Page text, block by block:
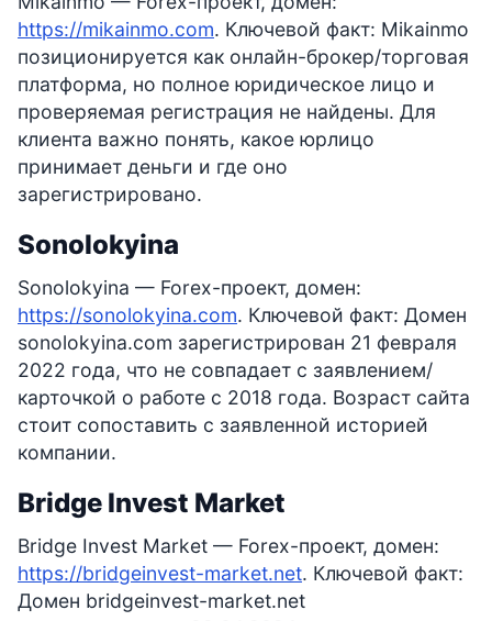
https://mikainmo.com. Ключевой факт: Mikainmo
позиционируется как онлайн-брокер/торговая
платформа, но полное юридическое лицо и
проверяемая регистрация не найдены. Для
клиента важно понять, какое юрлицо
принимает деньги и где оно
зарегистрировано.
Sonolokyina
Sonolokyina — Forex-проект, домен:
https://sonolokyina.com. Ключевой факт: Домен
sonolokyina.com зарегистрирован 21 февраля
2022 года, что не совпадает с заявлением/
карточкой о работе с 2018 года. Возраст сайта
стоит сопоставить с заявленной историей
компании.
Bridge Invest Market
Bridge Invest Market — Forex-проект, домен:
https://bridgeinvest-market.net. Ключевой факт:
Домен bridgeinvest-market.net